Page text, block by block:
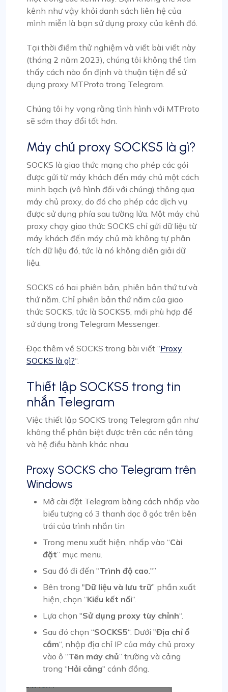
kênh như vậy khỏi danh sách liên hệ của
mình miễn là bạn sử dụng proxy của kênh đó.
Tại thời điểm thử nghiệm và viết bài viết này
(tháng 2 năm 2023), chúng tôi không thể tìm
thấy cách nào ổn định và thuận tiện để sử
dụng proxy MTProto trong Telegram.
Chúng tôi hy vọng rằng tình hình với MTProto
sẽ sớm thay đổi tốt hơn.
Máy chủ proxy SOCKS5 là gì?
SOCKS là giao thức mạng cho phép các gói
được gửi từ máy khách đến máy chủ một cách
minh bạch (vô hình đối với chúng) thông qua
máy chủ proxy, do đó cho phép các dịch vụ
được sử dụng phía sau tường lửa. Một máy chủ
proxy chạy giao thức SOCKS chỉ gửi dữ liệu từ
máy khách đến máy chủ mà không tự phân
tích dữ liệu đó, tức là nó không diễn giải dữ
liệu.
SOCKS có hai phiên bản, phiên bản thứ tư và
thứ năm. Chỉ phiên bản thứ năm của giao
thức SOCKS, tức là SOCKS5, mới phù hợp để
sử dụng trong Telegram Messenger.
Đọc thêm về SOCKS trong bài viết “Proxy
SOCKS là gì?“.
Thiết lập SOCKS5 trong tin
nhắn Telegram
Việc thiết lập SOCKS trong Telegram gần như
không thể phân biệt được trên các nền tảng
và hệ điều hành khác nhau.
Proxy SOCKS cho Telegram trên
Windows
Mở cài đặt Telegram bằng cách nhấp vào
biểu tượng có 3 thanh dọc ở góc trên bên
trái của trình nhắn tin
Trong menu xuất hiện, nhấp vào “Cài
đặt” mục menu.
Sau đó đi đến "Trình độ cao ."”
Bên trong "Dữ liệu và lưu trữ” phần xuất
hiện, chọn “Kiểu kết nối“.
Lựa chọn "Sử dụng proxy tùy chỉnh“.
Sau đó chọn “SOCKS5“. Dưới "Địa chỉ ổ
cắm“, nhập địa chỉ IP của máy chủ proxy
vào ô “Tên máy chủ” trường và cảng
trong “Hải cảng" cánh đồng.